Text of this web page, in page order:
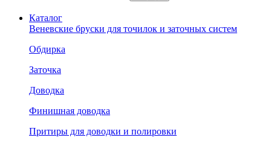
Каталог
Веневские бруски для точилок и заточных систем
Обдирка
Заточка
Доводка
Финишная доводка
Притиры для доводки и полировки